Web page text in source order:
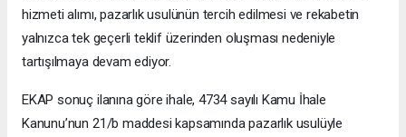
hizmeti alımı, pazarlık usulünün tercih edilmesi ve rekabetin
yalnızca tek geçerli teklif üzerinden oluşması nedeniyle
tartışılmaya devam ediyor.
EKAP sonuç ilanına göre ihale, 4734 sayılı Kamu İhale
Kanunu’nun 21/b maddesi kapsamında pazarlık usulüyle